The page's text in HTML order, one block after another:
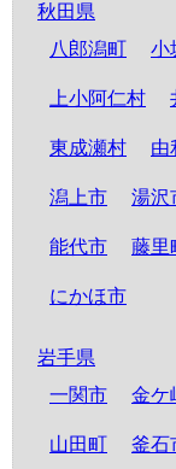
秋田県
八郎潟町
小
上小阿仁村
東成瀬村 由
潟上市 湯沢
能代市 藤里
にかほ市
岩手県
一関市
金ケ
山田町 釜石